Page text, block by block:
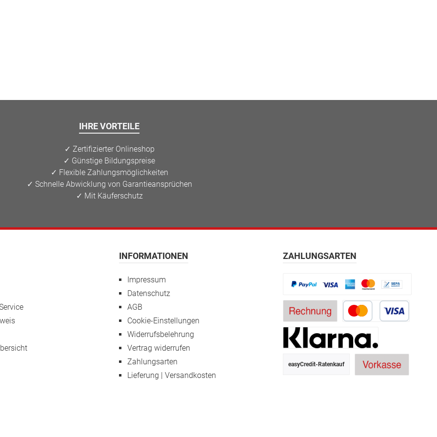
IHRE VORTEILE
✓ Zertifizierter Onlineshop
✓ Günstige Bildungspreise
✓ Flexible Zahlungsmöglichkeiten
✓ Schnelle Abwicklung von Garantieansprüchen
✓ Mit Käuferschutz
INFORMATIONEN
Impressum
Datenschutz
AGB
Cookie-Einstellungen
Widerrufsbelehrung
Vertrag widerrufen
Zahlungsarten
Lieferung | Versandkosten
ZAHLUNGSARTEN
easyCredit-Ratenkauf